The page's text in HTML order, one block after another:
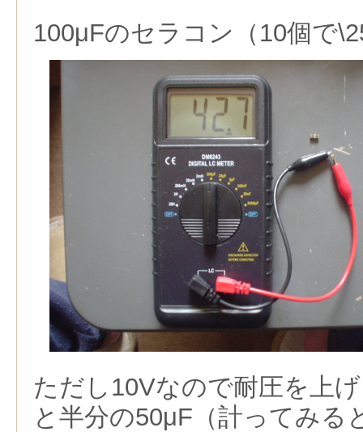
100μFのセラコン（10個で
ただし10Vなので耐圧を上
と半分の50μF（計ってみる